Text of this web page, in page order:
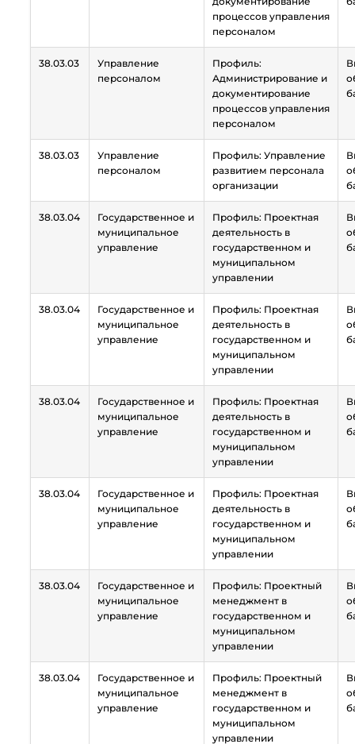
процессов управления
персоналом
38.03.03
Управление
персоналом
Профиль:
Администрирование и
документирование
процессов управления
персоналом
38.03.03
Управление
персоналом
Профиль: Управление
развитием персонала
организации
38.03.04
Государственное и
муниципальное
управление
Профиль: Проектная
деятельность в
государственном и
муниципальном
управлении
38.03.04
Государственное и
муниципальное
управление
Профиль: Проектная
деятельность в
государственном и
муниципальном
управлении
38.03.04
Государственное и
муниципальное
управление
Профиль: Проектная
деятельность в
государственном и
муниципальном
управлении
38.03.04
Государственное и
муниципальное
управление
Профиль: Проектная
деятельность в
государственном и
муниципальном
управлении
38.03.04
Государственное и
муниципальное
управление
Профиль: Проектный
менеджмент в
государственном и
муниципальном
управлении
38.03.04
Государственное и
муниципальное
управление
Профиль: Проектный
менеджмент в
государственном и
муниципальном
управлении